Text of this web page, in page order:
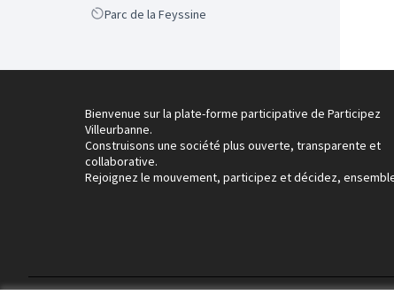
ScopeParc de la Feyssine
Bienvenue sur la plate-forme participative de Participez
Villeurbanne.
Construisons une société plus ouverte, transparente et
collaborative.
Rejoignez le mouvement, participez et décidez,